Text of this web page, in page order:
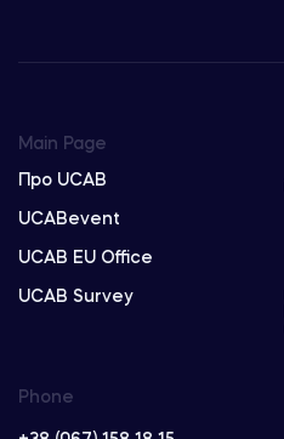
Main Page
Про UCAB
UCABevent
UCAB EU Office
UCAB Survey
Phone